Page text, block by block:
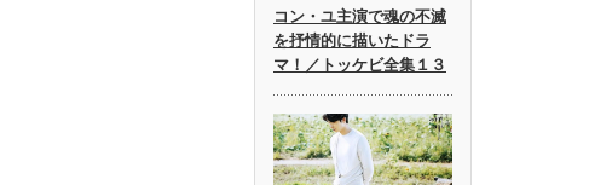
コン・ユ主演で魂の不滅
を抒情的に描いたドラ
マ！／トッケビ全集１３